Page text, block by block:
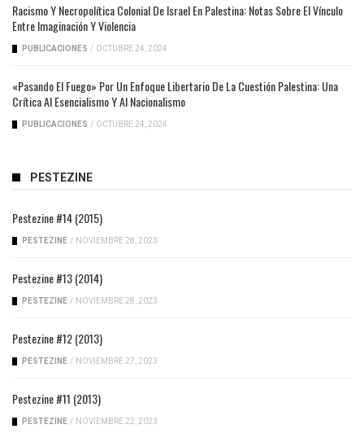
Racismo Y Necropolítica Colonial De Israel En Palestina: Notas Sobre El Vínculo
Entre Imaginación Y Violencia
PUBLICACIONES / OCTUBRE 24, 2024
«Pasando El Fuego» Por Un Enfoque Libertario De La Cuestión Palestina: Una
Crítica Al Esencialismo Y Al Nacionalismo
PUBLICACIONES / OCTUBRE 24, 2024
PESTEZINE
Pestezine #14 (2015)
PESTEZINE / NOVIEMBRE 28, 2023
Pestezine #13 (2014)
PESTEZINE / NOVIEMBRE 28, 2023
Pestezine #12 (2013)
PESTEZINE / NOVIEMBRE 27, 2023
Pestezine #11 (2013)
PESTEZINE / NOVIEMBRE 22, 2023